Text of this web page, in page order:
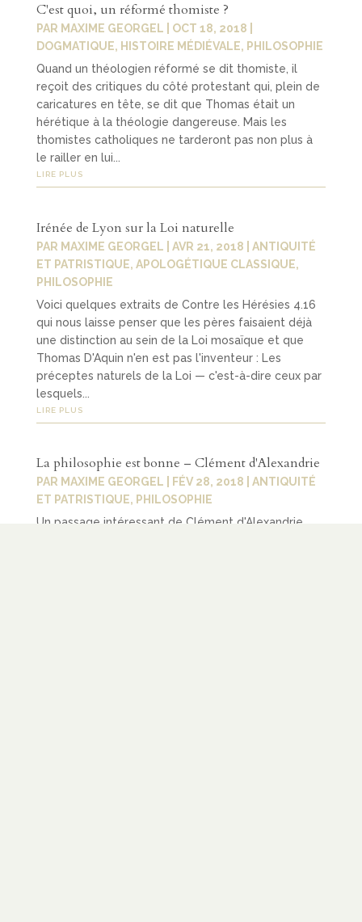
C'est quoi, un réformé thomiste ?
PAR MAXIME GEORGEL OCT 18, 2018
DOGMATIQUE, HISTOIRE MÉDIÉVALE, PHILOSOPHIE
Quand un théologien réformé se dit thomiste, il
reçoit des critiques du côté protestant qui, plein de
caricatures en tête, se dit que Thomas était un
hérétique à la théologie dangereuse. Mais les
thomistes catholiques ne tarderont pas non plus à
le railler en lui...
LIRE PLUS
Irénée de Lyon sur la Loi naturelle
PAR MAXIME GEORGEL AVR 21, 2018
ANTIQUITÉ
ET PATRISTIQUE, APOLOGÉTIQUE CLASSIQUE,
PHILOSOPHIE
Voici quelques extraits de Contre les Hérésies 4.16
qui nous laisse penser que les pères faisaient déjà
une distinction au sein de la Loi mosaïque et que
Thomas D'Aquin n'en est pas l'inventeur : Les
préceptes naturels de la Loi — c'est-à-dire ceux par
lesquels...
LIRE PLUS
La philosophie est bonne – Clément d'Alexandrie
PAR MAXIME GEORGEL FÉV 28, 2018
ANTIQUITÉ
ET PATRISTIQUE, PHILOSOPHIE
Un passage intéressant de Clément d'Alexandrie,